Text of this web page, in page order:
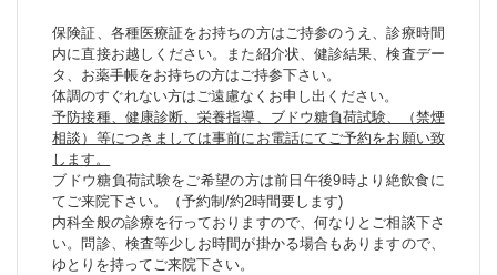
保険証、各種医療証をお持ちの方はご持参のうえ、診療時間
内に直接お越しください。また紹介状、健診結果、検査デー
タ、お薬手帳をお持ちの方はご持参下さい。
体調のすぐれない方はご遠慮なくお申し出ください。
予防接種、健康診断、栄養指導、ブドウ糖負荷試験、（禁煙
相談）等につきましては事前にお電話にてご予約をお願い致
します。
ブドウ糖負荷試験をご希望の方は前日午後9時より絶飲食に
てご来院下さい。（予約制/約2時間要します)
内科全般の診療を行っておりますので、何なりとご相談下さ
い。問診、検査等少しお時間が掛かる場合もありますので、
ゆとりを持ってご来院下さい。